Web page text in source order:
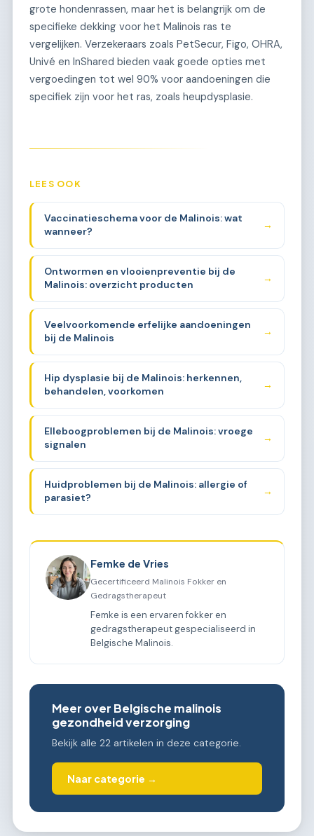
grote hondenrassen, maar het is belangrijk om de
specifieke dekking voor het Malinois ras te
vergelijken. Verzekeraars zoals PetSecur, Figo, OHRA,
Univé en InShared bieden vaak goede opties met
vergoedingen tot wel 90% voor aandoeningen die
specifiek zijn voor het ras, zoals heupdysplasie.
LEES OOK
Vaccinatieschema voor de Malinois: wat
wanneer?
→
Ontwormen en vlooienpreventie bij de
Malinois: overzicht producten
→
Veelvoorkomende erfelijke aandoeningen
bij de Malinois
→
Hip dysplasie bij de Malinois: herkennen,
behandelen, voorkomen
→
Elleboogproblemen bij de Malinois: vroege
signalen
→
Huidproblemen bij de Malinois: allergie of
parasiet?
→
Femke de Vries
Gecertificeerd Malinois Fokker en
Gedragstherapeut
Femke is een ervaren fokker en
gedragstherapeut gespecialiseerd in
Belgische Malinois.
Meer over Belgische malinois
gezondheid verzorging
Bekijk alle 22 artikelen in deze categorie.
Naar categorie →